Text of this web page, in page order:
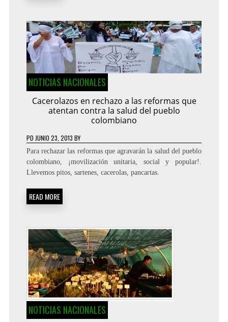
NOTICIAS NACIONALES
Cacerolazos en rechazo a las reformas que
atentan contra la salud del pueblo
colombiano
PD JUNIO 23, 2013 BY
Para rechazar las reformas que agravarán la salud del pueblo
colombiano, ¡movilización unitaria, social y popular!.
Llevemos pitos, sartenes, cacerolas, pancartas.
READ MORE
NOTICIAS NACIONALES